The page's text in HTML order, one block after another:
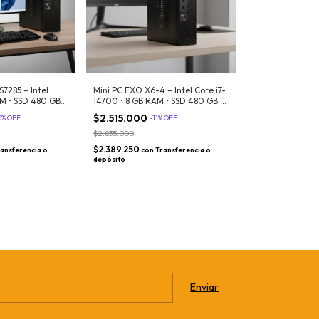
– Intel
• SSD 480 GB •
%OFF
o
Mini PC EXO X6-4 – Intel Core i7-
14700 • 8 GB RAM • SSD 480 GB •
Montaje VESA • Windows 11
$2.515.000 -11%OFF
$2.835.000
$2.389.250 con Transferencia o
depósito